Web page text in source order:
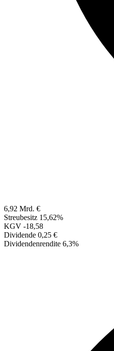
6,92 Mrd. €
Streubesitz 15,62%
KGV -18,58
Dividende 0,25 €
Dividendenrendite 6,3%